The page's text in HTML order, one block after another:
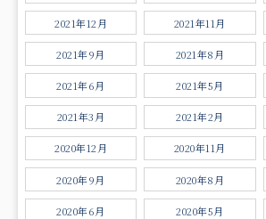
2021年12月 2021年11月
2021年9月 2021年8月
2021年6月 2021年5月
2021年3月 2021年2月
2020年12月 2020年11月
2020年9月 2020年8月
2020年6月 2020年5月